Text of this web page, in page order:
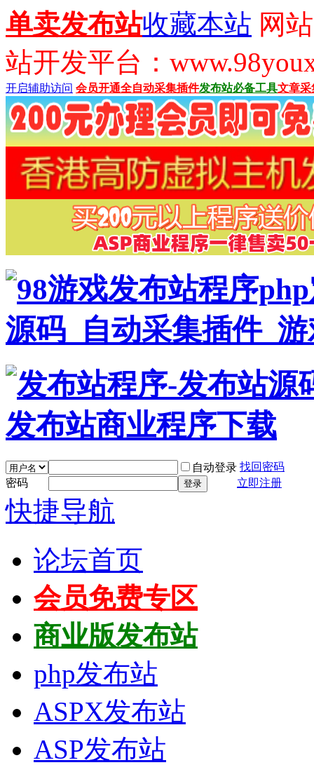
单卖发布站收藏本站 网
站开发平台：
开启辅助访问 会员开通全自动采集插件发布站必备工具文章采
自动登录 找回密码
密码
登录 立即注册
快捷导航
论坛首页
会员免费专区
商业版发布站
php发布站
ASPX发布站
ASP发布站